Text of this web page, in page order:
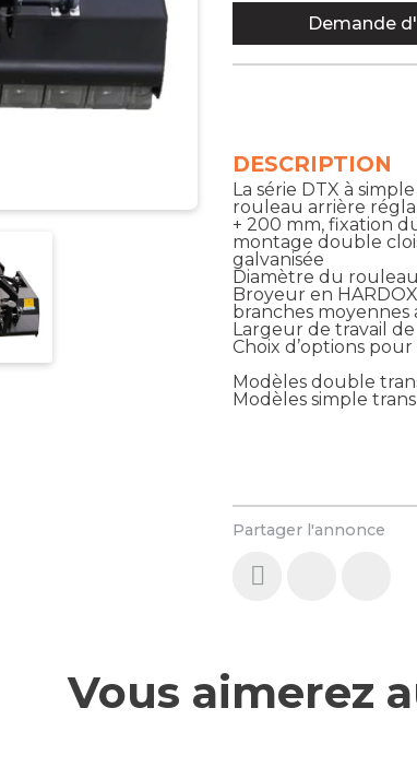
Partager l'annonce
DESCRIPTION
La série DTX à
rouleau arrière
+ 200 mm, fixation
montage double
galvanisée
Diamètre du
Broyeur en
branches moyennes
Largeur de travail de
Choix d’options
Modèles double
Modèles simple
Demande
Vous aimerez